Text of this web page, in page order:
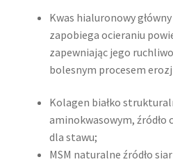
Kwas hialuronowy
zapobiega ocieraniu
zapewniając jego
bolesnym procesem
Kolagen białko
aminokwasowym, źródło
dla stawu;
MSM naturalne źródło